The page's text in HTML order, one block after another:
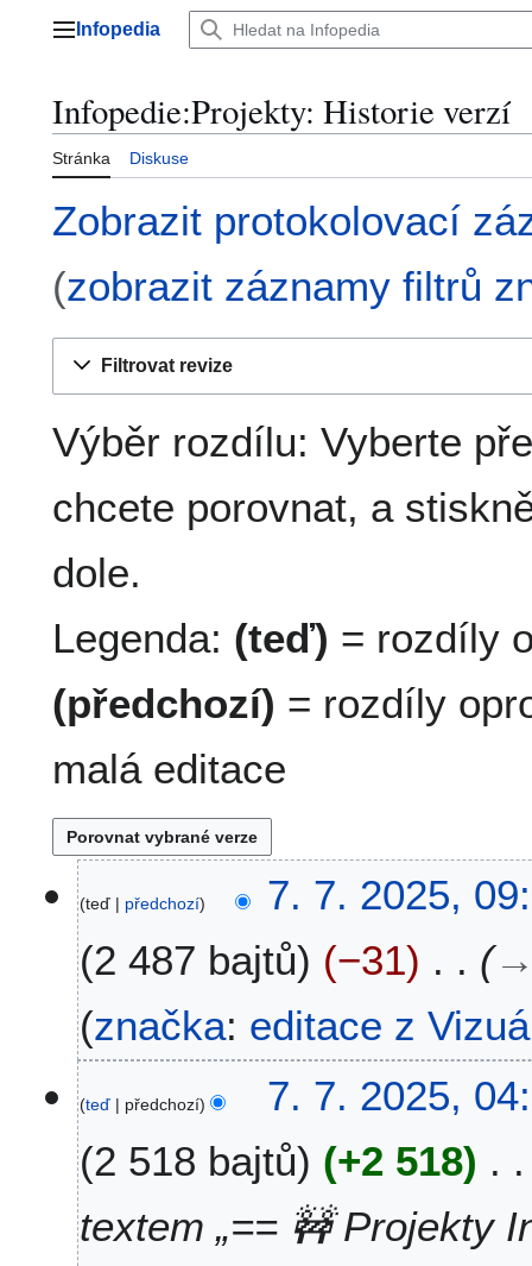
Hlavní menu
Infopedia
Infopedie:Projekty: Historie verzí
Stránka Diskuse
Zobrazit protokolovací
(zobrazit záznamy filtrů
Filtrovat revize
Výběr rozdílu: Vyberte
chcete porovnat, a
dole.
Legenda: (teď) = rozdíly
(předchozí) = rozdíly
malá editace
.
teď předchozí
7. 7. 2025,
2 487 bajtů
−31
značka: editace z
teď předchozí
7. 7. 2025,
2 518 bajtů
+2 518
textem „== 🚧 Projekty